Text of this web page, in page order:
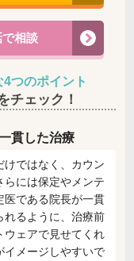
相談
つのポイント
チェック！
貫した治療
ではなく、カウン
らには保定やメンテ
医である院長が一貫
れるように、治療前
ウェアで見せてくれ
イメージしやすいで